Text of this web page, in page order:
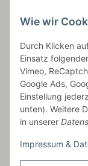
Wie wir
Durch Klicken
Einsatz
Vimeo,
Google Ads,
Einstellung
unten). Weitere
in unserer
Impressum &
Frieslandstr. 44 |
Fon 04468-